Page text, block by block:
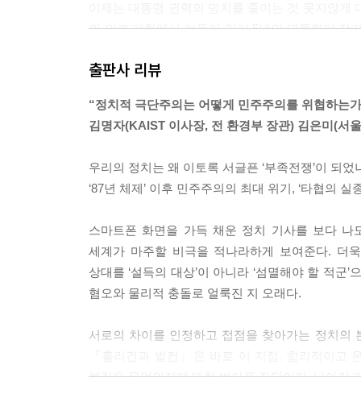
의 의료 개혁에서 보듯이 임기 5년의 대통령이 장
결(5분의 3)의 합의와 시민들의 공론화 협의를 통
4년 만에 이뤄진 트럼프의 복귀는 우리 사회 곳곳
아오지 못하게 된다.
--- p.174
우리가 할 일은 공동체 시민으로서의 첫걸음을
에 귀 기울이는 연습을 해보자. 더 많이 듣고 말은
마 간디와 넬슨 만델라가 어린아이 같은 표정을
마트폰을 줄이고 간디와 만델라의 미소를 지어보자.
출판사 리뷰
“정치적 극단주의는 어떻게 민주주의를 위협하는
김명자(KAIST 이사장, 전 환경부 장관) 김은미(서
우리의 정치는 왜 이토록 서글픈 ‘부족전쟁’이 되었
‘87년 체제’ 이후 민주주의의 최대 위기, ‘타협의 실
스마트폰 화면을 가득 채운 정치 기사를 보다 나
세계가 마주할 비극을 적나라하게 보여준다. 더
상대를 ‘설득의 대상’이 아니라 ‘섬멸해야 할 적
혐오와 물리적 충돌로 얼룩진 지 오래다.
서로의 차이를 인정하고 접점을 찾아가는 정치의
본질은 무엇인지에 대한 뼈아픈 진단이자, 나아갈